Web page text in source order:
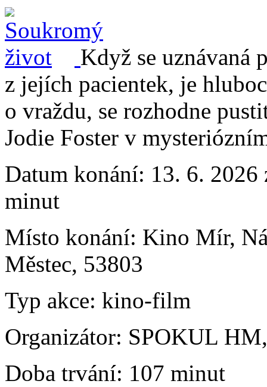
Když se uznávaná
z jejích pacientek, je
o vraždu, se rozhodne
Jodie Foster v
Datum konání: 13. 6. 2026
minut
Místo konání: Kino Mír,
Městec, 53803
Typ akce: kino-film
Organizátor: SPOKUL
Doba trvání: 107 minut